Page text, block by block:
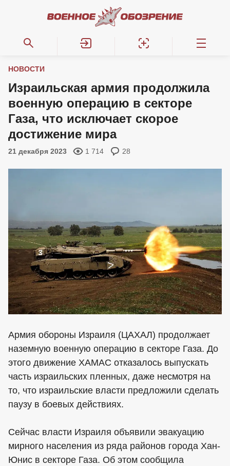
НОВОСТИ
Израильская армия продолжила
военную операцию в секторе
Газа, что исключает скорое
достижение мира
21 декабря 2023 1 714 28
Армия обороны Израиля (ЦАХАЛ) продолжает
наземную военную операцию в секторе Газа. До
этого движение ХАМАС отказалось выпускать
часть израильских пленных, даже несмотря на
то, что израильские власти предложили сделать
паузу в боевых действиях.
Сейчас власти Израиля объявили эвакуацию
мирного населения из ряда районов города Хан-
Юнис в секторе Газа. Об этом сообщила